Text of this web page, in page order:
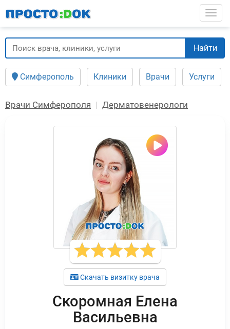
содержанию
Найти
Симферополь Клиники Врачи Услуги
Врачи Симферополя Дерматовенерологи
Скачать визитку врача
Скоромная Елена
Васильевна